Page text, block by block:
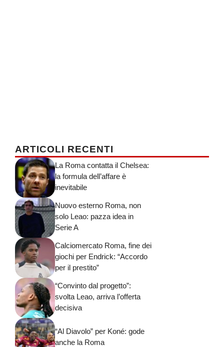
ARTICOLI RECENTI
La Roma contatta il Chelsea:
la formula dell’affare è
inevitabile
Nuovo esterno Roma, non
solo Leao: pazza idea in
Serie A
Calciomercato Roma, fine dei
giochi per Endrick: “Accordo
per il prestito”
“Convinto dal progetto”:
svolta Leao, arriva l’offerta
decisiva
“Al Diavolo” per Koné: gode
anche la Roma